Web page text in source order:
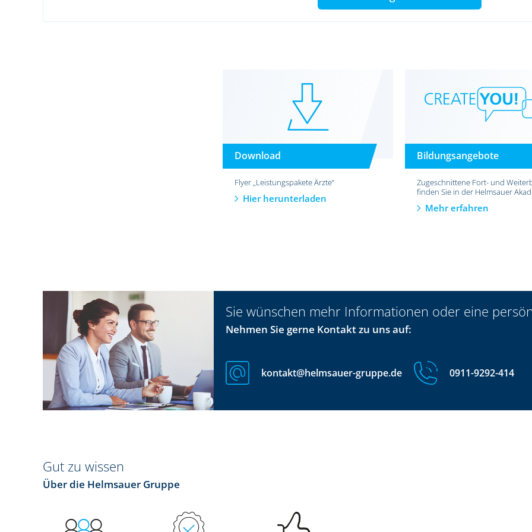
Download
Flyer „Leistungspakete Ärzte“
Hier herunterladen
Bildungsangebote
Zugeschnittene Fort- und
finden Sie in der Helmsauer
Mehr erfahren
Sie wünschen mehr Informationen oder eine
Nehmen Sie gerne Kontakt zu uns auf:
kontakt@helmsauer-gruppe.de 0911-9292-414
Gut zu wissen
Über die Helmsauer Gruppe